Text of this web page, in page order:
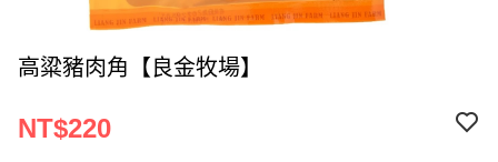
高粱豬肉角【良金牧場】
NT$220